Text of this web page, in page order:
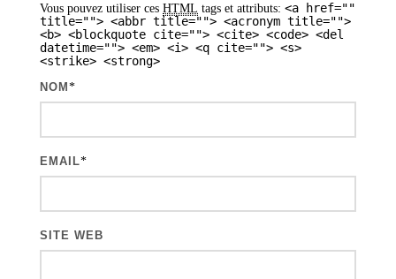
Vous pouvez utiliser ces HTML tags et attributs: <a href=""
title=""> <abbr title=""> <acronym title="">
<b> <blockquote cite=""> <cite> <code> <del
datetime=""> <em> <i> <q cite=""> <s>
<strike> <strong>
NOM *
EMAIL*
SITE WEB